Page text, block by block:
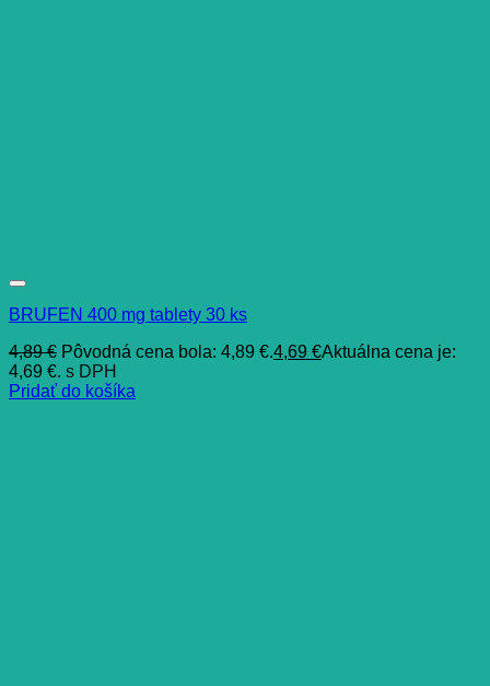
BRUFEN 400 mg tablety 30 ks
4,89€ Pôvodná cena bola: 4,89 €.4,69 €Aktuálna cena je:
4,69 €. s DPH
Pridať do košíka